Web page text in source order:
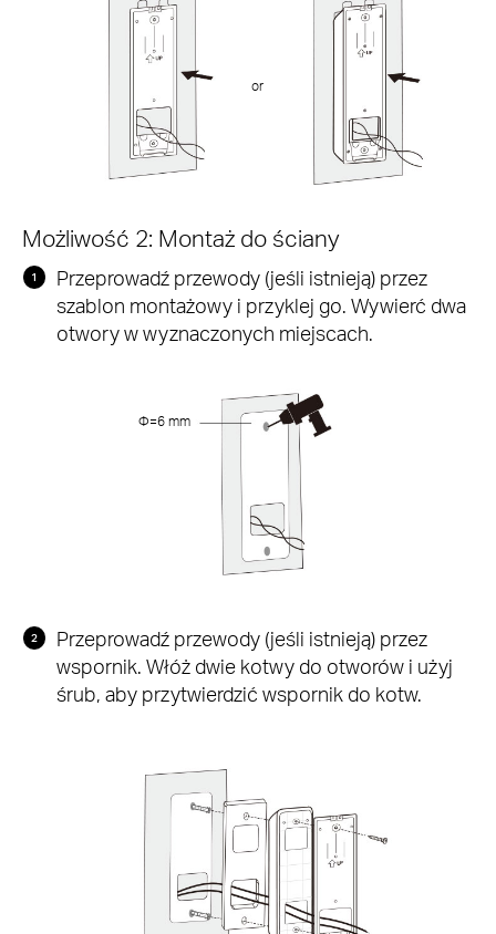
or
Możliwość 2: Montaż do ściany
Przeprowadź przewody (jeśli istnieją) przez
szablon montażowy i przyklej go. Wywierć dwa
otwory w wyznaczonych miejscach.
Φ=6 mm
Przeprowadź przewody (jeśli istnieją) przez
wspornik. Włóż dwie kotwy do otworów i użyj
śrub, aby przytwierdzić wspornik do kotw.